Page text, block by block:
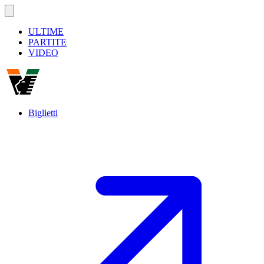
ULTIME
PARTITE
VIDEO
Biglietti